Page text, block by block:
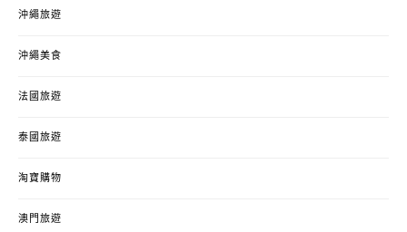
沖繩旅遊
沖繩美食
法國旅遊
泰國旅遊
淘寶購物
澳門旅遊